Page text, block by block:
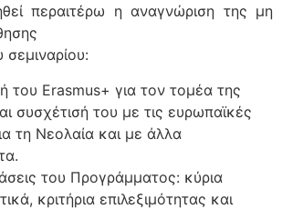
περαιτέρω η αναγνώριση της μη
του Erasmus+ για τον τομέα της
συσχέτισή του με τις ευρωπαϊκές
τη Νεολαία και με άλλα
του Προγράμματος: κύρια
κριτήρια επιλεξιμότητας και